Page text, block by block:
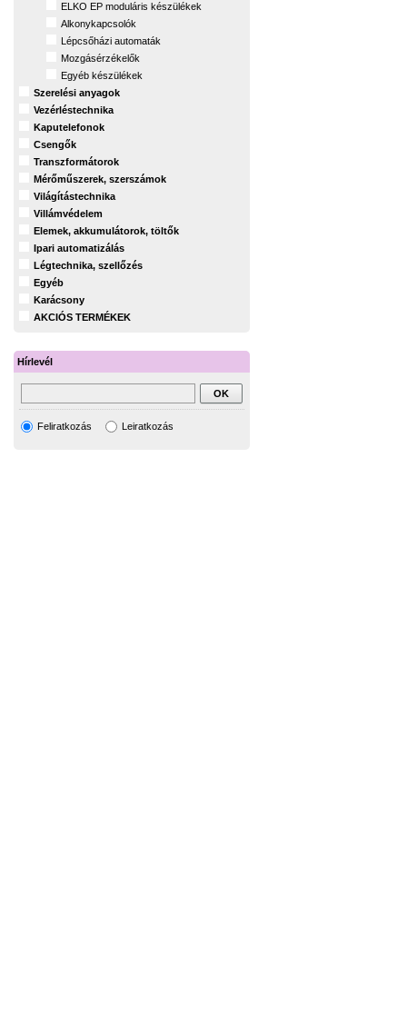
ELKO EP moduláris készülékek
Alkonykapcsolók
Lépcsőházi automaták
Mozgásérzékelők
Egyéb készülékek
Szerelési anyagok
Vezérléstechnika
Kaputelefonok
Csengők
Transzformátorok
Mérőműszerek, szerszámok
Világítástechnika
Villámvédelem
Elemek, akkumulátorok, töltők
Ipari automatizálás
Légtechnika, szellőzés
Egyéb
Karácsony
AKCIÓS TERMÉKEK
Hírlevél
Feliratkozás Leiratkozás